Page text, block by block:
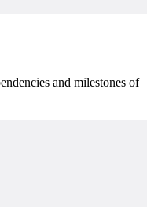
and milestones of